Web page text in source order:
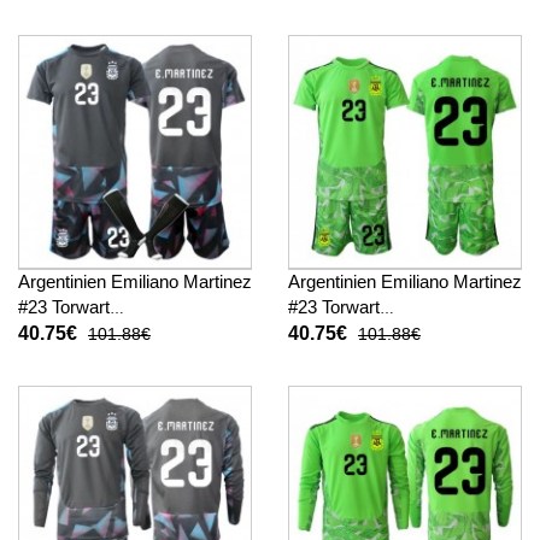
hosen)
Argentinien Emiliano Martinez
#23 Torwart
Fußballbekleidung Heimtrikot
kurze hosen)
40.75€ 101.88€
Argentinien Emiliano Martinez
#23 Torwart
Fußballbekleidung
2026 Kurzarm (+ kurze
hosen)
40.75€ 101.88€